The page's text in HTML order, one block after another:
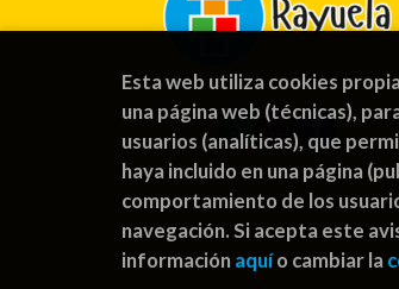
Esta web utiliza cookies
una página web (técnicas),
usuarios (analíticas), que
haya incluido en una página
comportamiento de los
navegación. Si acepta este
información aquío cambiar la